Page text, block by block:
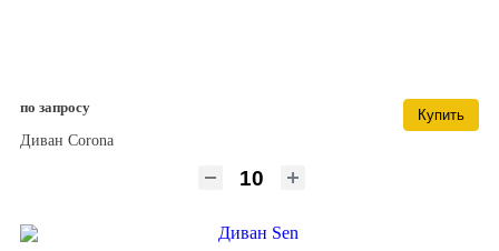
по запросу
Купить
Диван Corona